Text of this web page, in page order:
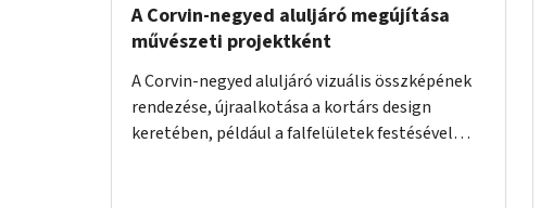
A Corvin-negyed aluljáró megújítása
művészeti projektként
A Corvin-negyed aluljáró vizuális összképének
rendezése, újraalkotása a kortárs design
keretében, például a falfelületek festésével